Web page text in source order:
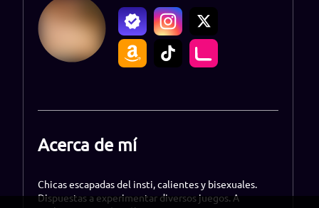
Acerca de mí
Chicas escapadas del insti, calientes y bisexuales.
Dispuestas a experimentar diversos juegos. A